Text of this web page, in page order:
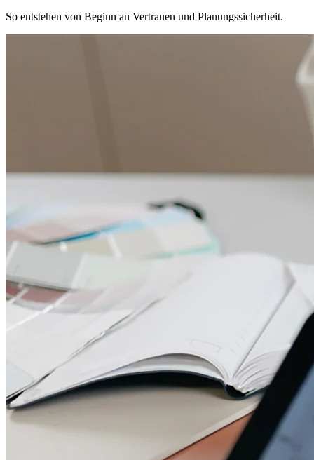
So entstehen von Beginn an Vertrauen und Planungssicherheit.